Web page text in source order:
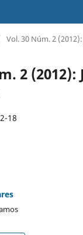
Vol. 30 Núm. 2
2 (2012):
18